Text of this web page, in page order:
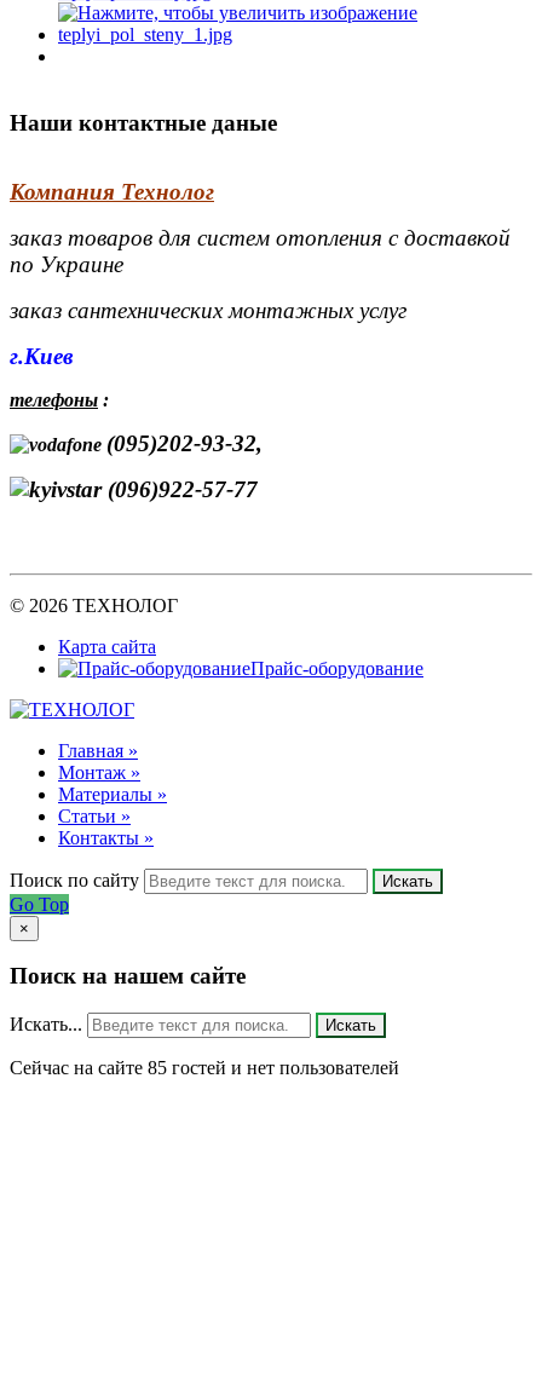
Наши контактные даные
Компания Технолог
заказ товаров для систем отопления с доставкой
по Украине
заказ сантехнических монтажных услуг
г.Киев
телефоны :
(095)202-93-32,
(096)922-57-77
© 2026 ТЕХНОЛОГ
Карта сайта
Прайс-оборудование
Главная »
Монтаж »
Материалы »
Статьи »
Контакты »
Поиск по сайту Искать
Go Top
×
Поиск на нашем сайте
Искать... Искать
Сейчас на сайте 85 гостей и нет пользователей